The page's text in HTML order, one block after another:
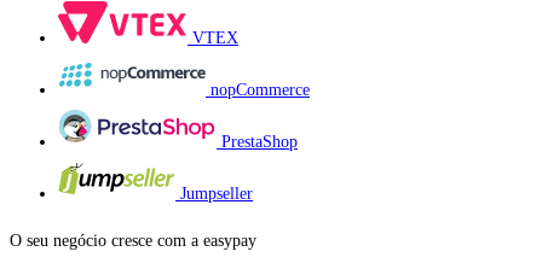
VTEX
nopCommerce
PrestaShop
Jumpseller
O seu negócio cresce com a easypay